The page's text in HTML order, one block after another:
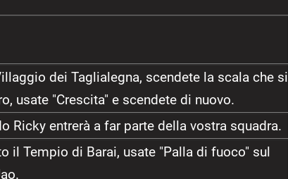
dei Taglialegna, scendete la scala che si
usate "Crescita" e scendete di nuovo.
Ricky entrerà a far parte della vostra squadra.
il Tempio di Barai, usate "Palla di fuoco" sul